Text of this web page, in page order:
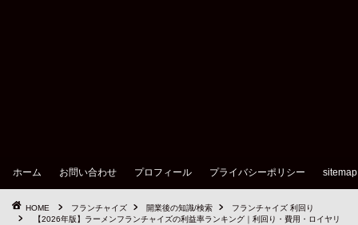
ホーム お問い合わせ プロフィール プライバシーポリシー sitemap
HOME フランチャイズ 開業後の知識/検索
フランチャイズ 利回り
【2026年版】ラーメンフランチャイズの利益率ランキング｜利回り・費用・ロイヤリ